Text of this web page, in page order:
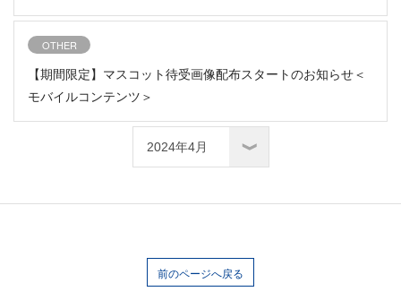
OTHER
【期間限定】マスコット待受画像配布スタートのお知らせ＜
モバイルコンテンツ＞
前のページへ戻る